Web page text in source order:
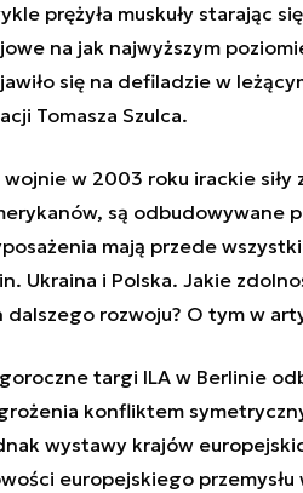
prężyła muskuły starając
na jak najwyższym
się na defiladzie w
Tomasza Szulca.
wojnie w 2003 roku irackie
są odbudowywane
mają przede
Ukraina i Polska. Jakie
dalszego rozwoju? O tym w
targi ILA w Berlinie
konfliktem
wystawy krajów
europejskiego